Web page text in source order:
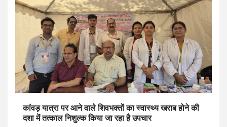
कांवड़ यात्रा पर आने वाले शिवभक्तों का स्वास्थ्य खराब होने की
दशा में तत्काल निशुल्क किया जा रहा है उपचार